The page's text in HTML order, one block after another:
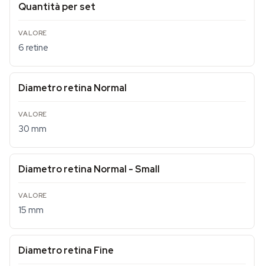
Quantità per set
6 retine
Diametro retina Normal
30 mm
Diametro retina Normal - Small
15 mm
Diametro retina Fine